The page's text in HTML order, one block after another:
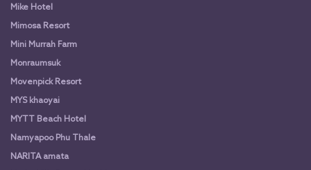
Mike Hotel
Mimosa Resort
Mini Murrah Farm
Monraumsuk
Movenpick Resort
MYS khaoyai
MYTT Beach Hotel
Namyapoo Phu Thale
NARITA amata